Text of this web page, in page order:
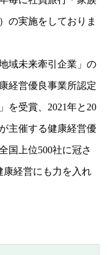
の実施をしておりま
域未来牽引企業」の
経営優良事業所認定
を受賞、2021年と20
主催する健康経営優
国上位500社に冠さ
康経営にも力を入れ